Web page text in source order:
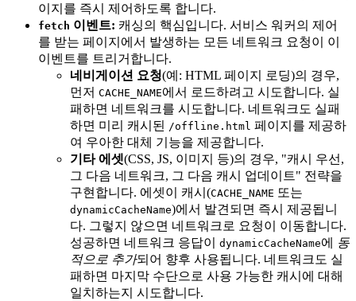
이지를 즉시 제어하도록 합니다.
fetch 이벤트: 캐싱의 핵심입니다. 서비스 워커의 제어
를 받는 페이지에서 발생하는 모든 네트워크 요청이 이
이벤트를 트리거합니다.
네비게이션 요청(예: HTML 페이지 로딩)의 경우,
먼저 CACHE_NAME에서 로드하려고 시도합니다. 실
패하면 네트워크를 시도합니다. 네트워크도 실패
하면 미리 캐시된 /offline.html 페이지를 제공하
여 우아한 대체 기능을 제공합니다.
기타 에셋(CSS, JS, 이미지 등)의 경우, "캐시 우선,
그 다음 네트워크, 그 다음 캐시 업데이트" 전략을
구현합니다. 에셋이 캐시(CACHE_NAME 또는
dynamicCacheName)에서 발견되면 즉시 제공됩니
다. 그렇지 않으면 네트워크로 요청이 이동합니다.
성공하면 네트워크 응답이 dynamicCacheName에
동
적으로 추가되어 향후 사용됩니다. 네트워크도 실
패하면 마지막 수단으로 사용 가능한 캐시에 대해
일치하는지 시도합니다.